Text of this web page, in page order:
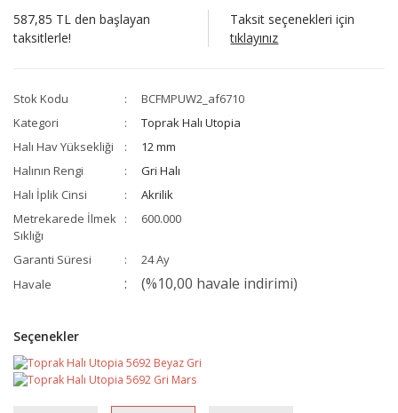
587,85 TL den başlayan
taksitlerle!
Taksit seçenekleri için
tıklayınız
Stok Kodu
BCFMPUW2_af6710
Kategori
Toprak Halı Utopia
Halı Hav Yüksekliği
12 mm
Halının Rengi
Gri Halı
Halı İplik Cinsi
Akrilik
Metrekarede İlmek
Sıklığı
600.000
Garanti Süresi
24 Ay
Havale
(%10,00 havale indirimi)
Seçenekler